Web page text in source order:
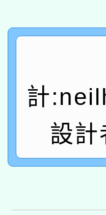
心」，
招甄選
本館辦
暨閱讀
科技賦
礎課程
A3數位
「數位
有關大
業技術
兒童少
計
設